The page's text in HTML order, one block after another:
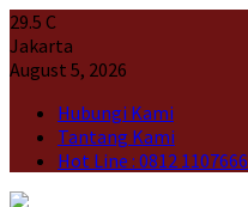
29.5 C
Jakarta
August 5, 2026
Hubungi Kami
Tantang Kami
Hot Line : 0812 1107666